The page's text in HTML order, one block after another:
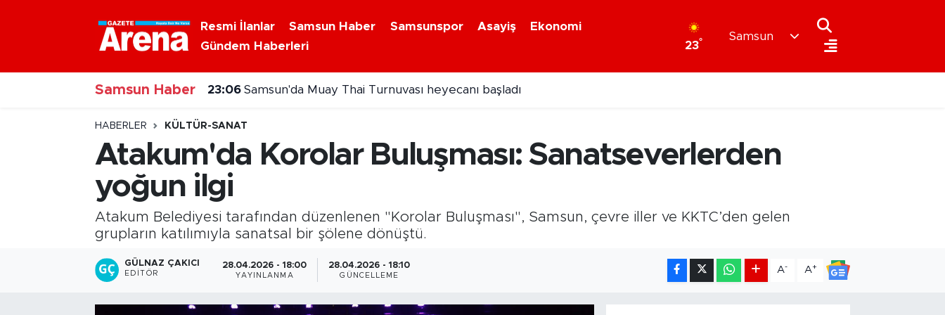
Resmi İlanlar Samsun Haber Samsunspor Asayiş
Ekonomi
Gündem Haberleri
23°
Samsun
Samsun Haber 23:06 Samsun'da Muay Thai Turnuvası heyecanı başladı
HABERLER KÜLTÜR-SANAT
Atakum'da Korolar Buluşması: Sanatseverlerden
yoğun ilgi
Atakum Belediyesi tarafından düzenlenen "Korolar Buluşması", Samsun, çevre iller ve KKTC’den gelen
grupların katılımıyla sanatsal bir şölene dönüştü.
GÜLNAZ ÇAKICI
EDITÖR
28.04.2026 - 18:00
YAYINLANMA
28.04.2026 - 18:10
GÜNCELLEME
A- A+
Nöbetçi Eczaneler
Hava Durumu
Samsun Namaz Vakitleri
Trafik Durumu
Süper Lig Puan Durumu ve Fikstür
Tüm Manşetler
Son Dakika Haberleri
Haber Arşivi